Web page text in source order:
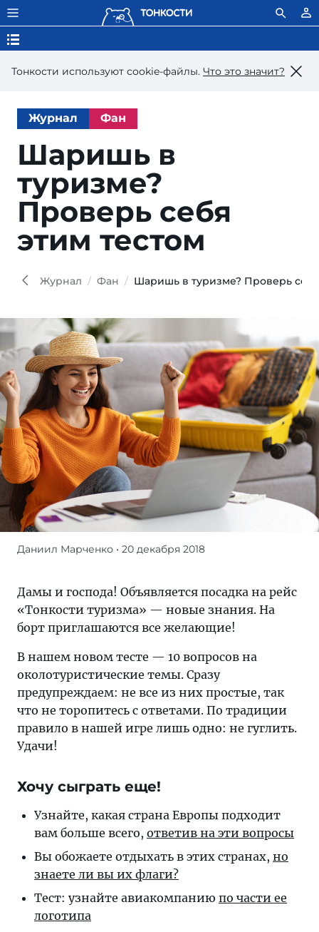
Тонкости используют сookie-файлы. Что это значит?
Журнал Фан
Шаришь в
туризме?
Проверь себя
этим тестом
Журнал Фан Шаришь в туризме? Проверь
Дамы
господа!
Объявляется
посадка
рейс
«Тонкости
туризма»
—
новые
знания.
борт
все
желающие!
В
нашем
новом
Даниил Марченко • 20 декабря 2018
Дамы и господа! Объявляется посадка на рейс
«Тонкости туризма» — новые знания. На
борт приглашаются все желающие!
В нашем новом тесте — 10 вопросов на
околотуристические темы. Сразу
предупреждаем: не все из них простые, так
что не торопитесь с ответами. По традиции
правило в нашей игре лишь одно: не гуглить.
Удачи!
Хочу сыграть еще!
Узнайте, какая страна Европы подходит
вам больше всего, ответив на эти вопросы
Вы обожаете отдыхать в этих странах, но
знаете ли вы их флаги?
Тест: узнайте авиакомпанию по части ее
логотипа